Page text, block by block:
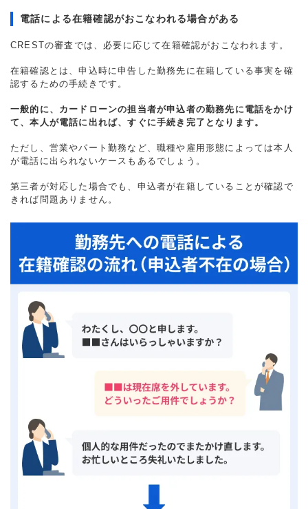
電話による在籍確認がおこなわれる場合がある
CRESTの審査では、必要に応じて在籍確認がおこなわれます。
在籍確認とは、申込時に申告した勤務先に在籍している事実を確
認するための手続きです。
一般的に、カードローンの担当者が申込者の勤務先に電話をかけ
て、本人が電話に出れば、すぐに手続き完了となります。
ただし、営業やパート勤務など、職種や雇用形態によっては本人
が電話に出られないケースもあるでしょう。
第三者が対応した場合でも、申込者が在籍していることが確認で
きれば問題ありません。